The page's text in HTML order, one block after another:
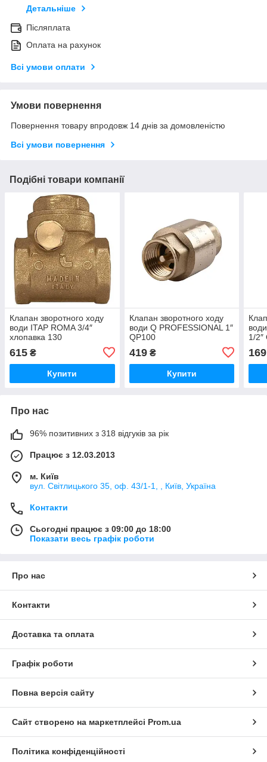
Детальніше
Післяплата
Оплата на рахунок
Всі умови оплати
Умови повернення
Повернення товару впродовж 14 днів за домовленістю
Всі умови повернення
Подібні товари компанії
Клапан зворотного ходу
води ITAP ROMA 3/4″
хлопавка 130
615 ₴
Купити
Клапан зворотного ходу
води Q PROFESSIONAL 1″
QP100
419₴
Купити
1/2″
169
Про нас
96% позитивних з 318 відгуків за рік
Працює з 12.03.2013
м. Київ
вул. Світлицького 35, оф. 43/1-1, , Київ, Україна
Контакти
Сьогодні працює з 09:00 до 18:00
Показати весь графік роботи
Про нас
Контакти
Доставка та оплата
Графік роботи
Повна версія сайту
Сайт створено на маркетплейсі Prom.ua
Політика конфіденційності